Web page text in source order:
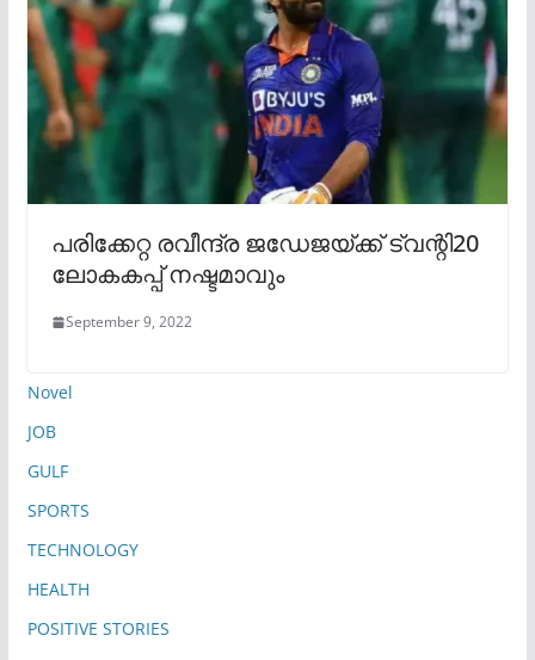
പരിക്കേറ്റ രവീന്ദ്ര ജഡേജയ്ക്ക് ട്വന്റി20
ലോകകപ്പ് നഷ്ടമാവും
September 9, 2022
Novel
JOB
GULF
SPORTS
TECHNOLOGY
HEALTH
POSITIVE STORIES